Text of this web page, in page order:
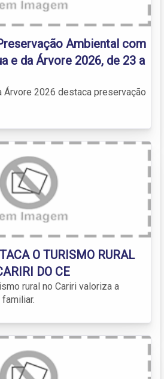
Ambiental com
e da Árvore 2026, de 23 a
Árvore 2026 destaca preservação
O TURISMO RURAL
DO CE
rural no Cariri valoriza a